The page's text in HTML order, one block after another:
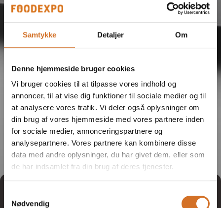
Samtykke Detaljer Om
Denne hjemmeside bruger cookies
Vi bruger cookies til at tilpasse vores indhold og
annoncer, til at vise dig funktioner til sociale medier og til
at analysere vores trafik. Vi deler også oplysninger om
din brug af vores hjemmeside med vores partnere inden
for sociale medier, annonceringspartnere og
analysepartnere. Vores partnere kan kombinere disse
data med andre oplysninger, du har givet dem, eller som
de har indsamlet fra din brug af deres tjenester.
Nødvendig